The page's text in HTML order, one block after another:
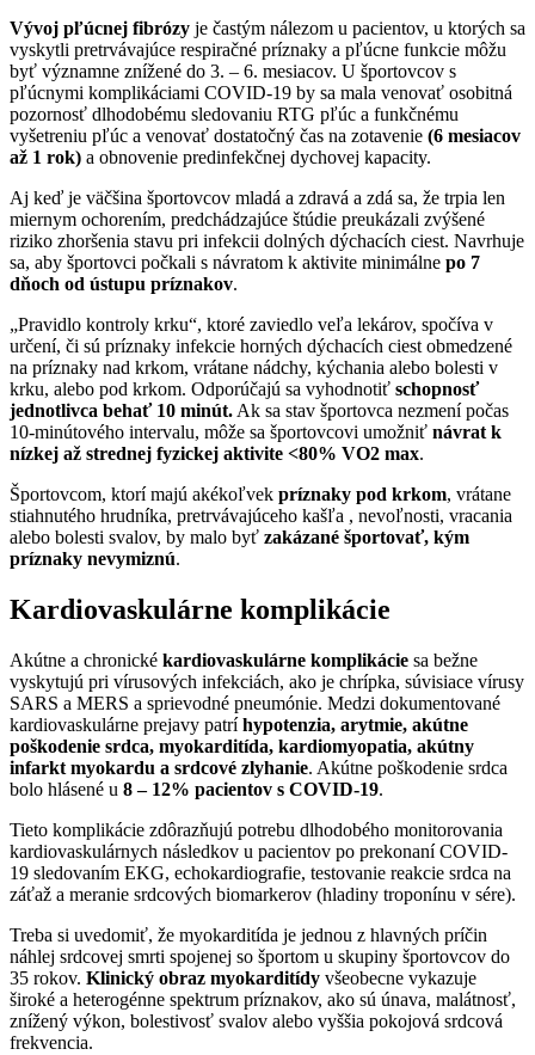
Vývoj pľúcnej fibrózy je častým nálezom u pacientov, u ktorých sa
vyskytli pretrvávajúce respiračné príznaky a pľúcne funkcie môžu
byť významne znížené do 3. – 6. mesiacov. U športovcov s
pľúcnymi komplikáciami COVID-19 by sa mala venovať osobitná
pozornosť dlhodobému sledovaniu RTG pľúc a funkčnému
vyšetreniu pľúc a venovať dostatočný čas na zotavenie (6 mesiacov
až 1 rok) a obnovenie predinfekčnej dychovej kapacity.
Aj keď je väčšina športovcov mladá a zdravá a zdá sa, že trpia len
miernym ochorením, predchádzajúce štúdie preukázali zvýšené
riziko zhoršenia stavu pri infekcii dolných dýchacích ciest. Navrhuje
sa, aby športovci počkali s návratom k aktivite minimálne po 7
dňoch od ústupu príznakov.
„Pravidlo kontroly krku“, ktoré zaviedlo veľa lekárov, spočíva v
určení, či sú príznaky infekcie horných dýchacích ciest obmedzené
na príznaky nad krkom, vrátane nádchy, kýchania alebo bolesti v
krku, alebo pod krkom. Odporúčajú sa vyhodnotiť schopnosť
jednotlivca behať 10 minút. Ak sa stav športovca nezmení počas
10-minútového intervalu, môže sa športovcovi umožniť návrat k
nízkej až strednej fyzickej aktivite <80% VO2 max.
Športovcom, ktorí majú akékoľvek príznaky pod krkom, vrátane
stiahnutého hrudníka, pretrvávajúceho kašľa , nevoľnosti, vracania
alebo bolesti svalov, by malo byť zakázané športovať, kým
príznaky nevymiznú.
Kardiovaskulárne komplikácie
Akútne a chronické kardiovaskulárne komplikácie sa bežne
vyskytujú pri vírusových infekciách, ako je chrípka, súvisiace vírusy
SARS a MERS a sprievodné pneumónie. Medzi dokumentované
kardiovaskulárne prejavy patríhypotenzia, arytmie, akútne
poškodenie srdca, myokarditída, kardiomyopatia, akútny
infarkt myokardu a srdcové zlyhanie. Akútne poškodenie srdca
bolo hlásené u 8 – 12% pacientov s COVID-19.
Tieto komplikácie zdôrazňujú potrebu dlhodobého monitorovania
kardiovaskulárnych následkov u pacientov po prekonaní COVID-
19 sledovaním EKG, echokardiografie, testovanie reakcie srdca na
záťaž a meranie srdcových biomarkerov (hladiny troponínu v sére).
Treba si uvedomiť, že myokarditída je jednou z hlavných príčin
náhlej srdcovej smrti spojenej so športom u skupiny športovcov do
35 rokov. Klinický obraz myokarditídy všeobecne vykazuje
široké a heterogénne spektrum príznakov, ako sú únava, malátnosť,
znížený výkon, bolestivosť svalov alebo vyššia pokojová srdcová
frekvencia.